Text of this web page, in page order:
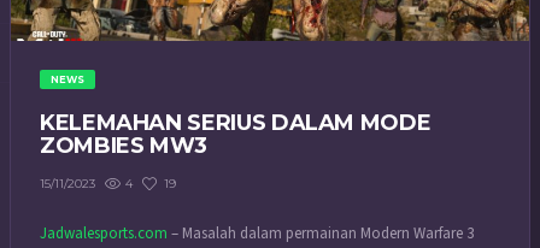
NEWS
KELEMAHAN SERIUS DALAM MODE
ZOMBIES MW3
15/11/2023 4 19
Jadwalesports.com – Masalah dalam permainan Modern Warfare 3